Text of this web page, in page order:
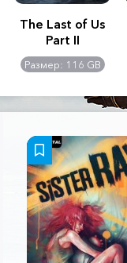
The Last of Us
Part II
Remastered
Размер: 116 GB